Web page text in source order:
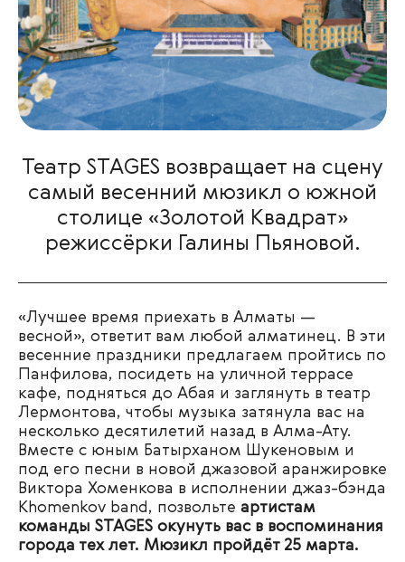
Театр STAGES возвращает на сцену
самый весенний мюзикл о южной
столице «Золотой Квадрат»
режиссёрки Галины Пьяновой.
«Лучшее время приехать в Алматы —
весной», ответит вам любой алматинец. В эти
весенние праздники предлагаем пройтись по
Панфилова, посидеть на уличной террасе
кафе, подняться до Абая и заглянуть в театр
Лермонтова, чтобы музыка затянула вас на
несколько десятилетий назад в Алма-Ату.
Вместе с юным Батырханом Шукеновым и
под его песни в новой джазовой аранжировке
Виктора Хоменкова в исполнении джаз-бэнда
Khomenkov band, позвольте артистам
команды STAGES окунуть вас в воспоминания
города тех лет. Мюзикл пройдёт 25 марта.